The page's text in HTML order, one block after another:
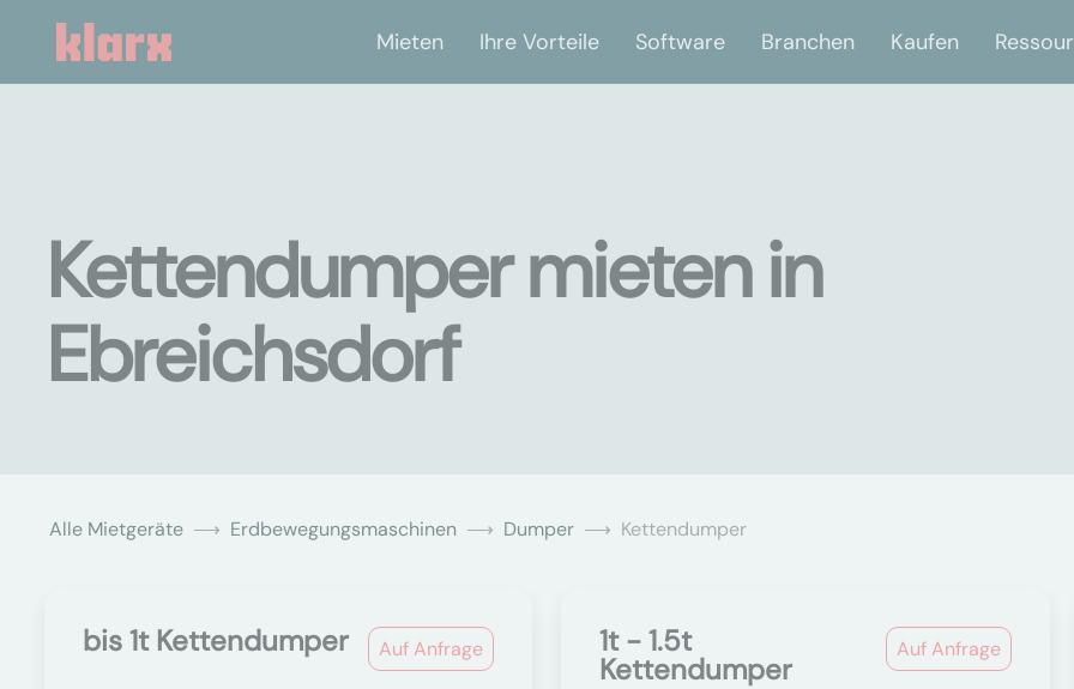
Mieten Ihre Vorteile Software Branchen Kaufen
Kettendumper mieten in
Ebreichsdorf
Alle Mietgeräte Erdbewegungsmaschinen Dumper Kettendumper
Auf Anfrage
bis 1t Kettendumper Auf Anfrage
1t - 1.5t
Kettendumper